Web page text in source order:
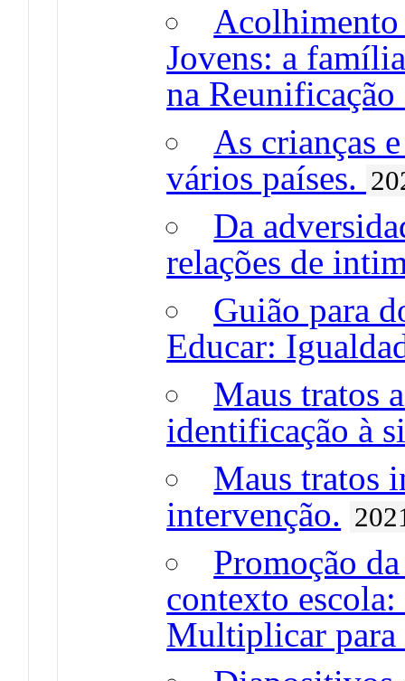
Acolhimento
Jovens: a
na
As crianças
vários países.
Da
relações de
Guião para
Educar:
Maus tratos
identificação à
Maus tratos
intervenção.
Promoção
contexto
Multiplicar para